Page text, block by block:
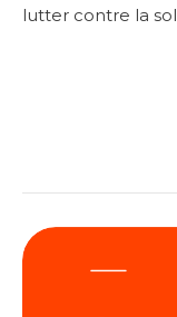
lutter contre la